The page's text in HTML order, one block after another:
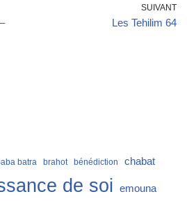
SUIVANT
Les Tehilim 64
batra brahot bénédiction chabat
de soi emouna